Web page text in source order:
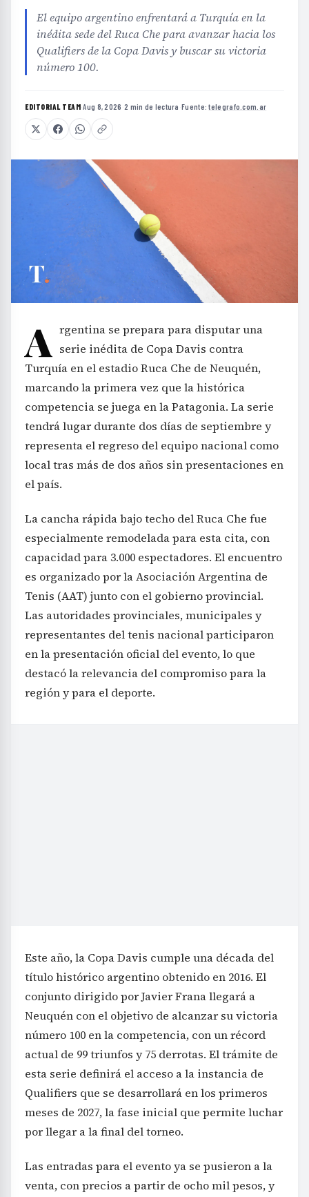
El equipo argentino enfrentará a Turquía en la
inédita sede del Ruca Che para avanzar hacia los
Qualifiers de la Copa Davis y buscar su victoria
número 100.
EDITORIAL TEAM·Aug 8, 2026 ·2 min de lectura ·Fuente:telegrafo.com.ar
A rgentina se prepara para disputar una
serie inédita de Copa Davis contra
Turquía en el estadio Ruca Che de Neuquén,
marcando la primera vez que la histórica
competencia se juega en la Patagonia. La serie
tendrá lugar durante dos días de septiembre y
representa el regreso del equipo nacional como
local tras más de dos años sin presentaciones en
el país.
La cancha rápida bajo techo del Ruca Che fue
especialmente remodelada para esta cita, con
capacidad para 3.000 espectadores. El encuentro
es organizado por la Asociación Argentina de
Tenis (AAT) junto con el gobierno provincial.
Las autoridades provinciales, municipales y
representantes del tenis nacional participaron
en la presentación oficial del evento, lo que
destacó la relevancia del compromiso para la
región y para el deporte.
Este año, la Copa Davis cumple una década del
título histórico argentino obtenido en 2016. El
conjunto dirigido por Javier Frana llegará a
Neuquén con el objetivo de alcanzar su victoria
número 100 en la competencia, con un récord
actual de 99 triunfos y 75 derrotas. El trámite de
esta serie definirá el acceso a la instancia de
Qualifiers que se desarrollará en los primeros
meses de 2027, la fase inicial que permite luchar
por llegar a la final del torneo.
Las entradas para el evento ya se pusieron a la
venta, con precios a partir de ocho mil pesos, y